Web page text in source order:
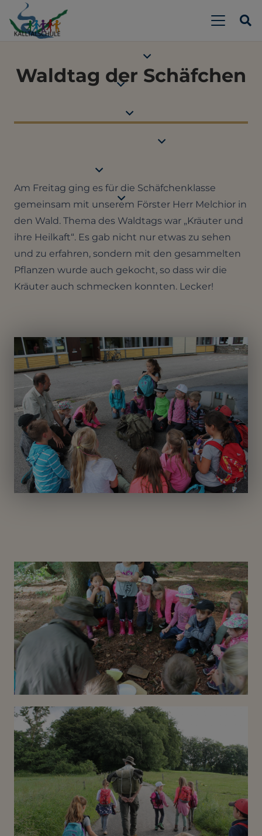
Waldtag der Schäfchen
Am Freitag ging es für die Schäfchenklasse
gemeinsam mit unserem Förster Herr Melchior in
den Wald. Thema des Waldtags war „Kräuter und
ihre Heilkaft“. Es gab nicht nur etwas zu sehen
und zu erfahren, sondern mit den gesammelten
Pflanzen wurde auch gekocht, so dass wir die
Kräuter auch schmecken konnten. Lecker!